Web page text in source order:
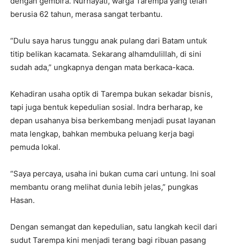
berusia 62 tahun, merasa sangat terbantu.
“Dulu saya harus tunggu anak pulang dari Batam untuk
titip belikan kacamata. Sekarang alhamdulillah, di sini
sudah ada,” ungkapnya dengan mata berkaca-kaca.
Kehadiran usaha optik di Tarempa bukan sekadar bisnis,
tapi juga bentuk kepedulian sosial. Indra berharap, ke
depan usahanya bisa berkembang menjadi pusat layanan
mata lengkap, bahkan membuka peluang kerja bagi
pemuda lokal.
“Saya percaya, usaha ini bukan cuma cari untung. Ini soal
membantu orang melihat dunia lebih jelas,” pungkas
Hasan.
Dengan semangat dan kepedulian, satu langkah kecil dari
sudut Tarempa kini menjadi terang bagi ribuan pasang